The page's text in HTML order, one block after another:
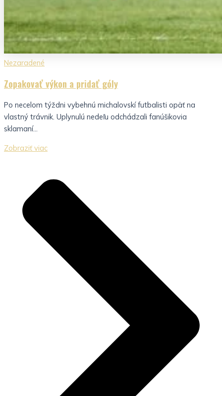
Nezaradené
Zopakovať výkon a pridať góly
Po necelom týždni vybehnú michalovskí futbalisti opäť na
vlastný trávnik. Uplynulú nedeľu odchádzali fanúšikovia
sklamaní...
Zobraziť viac